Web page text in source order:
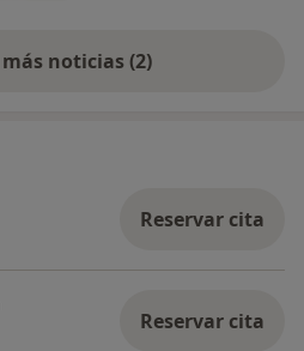
Mostrar más noticias (2)
Reservar cita
Reservar cita